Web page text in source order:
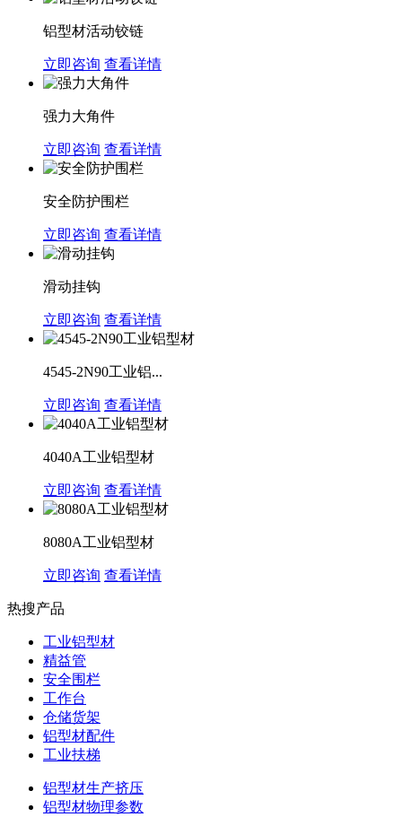
铝型材活动铰链
立即咨询 查看详情
强力大角件
立即咨询 查看详情
安全防护围栏
立即咨询 查看详情
滑动挂钩
立即咨询 查看详情
4545-2N90工业铝...
立即咨询 查看详情
4040A工业铝型材
立即咨询 查看详情
8080A工业铝型材
立即咨询 查看详情
热搜产品
工业铝型材
精益管
安全围栏
工作台
仓储货架
铝型材配件
工业扶梯
铝型材生产挤压
铝型材物理参数